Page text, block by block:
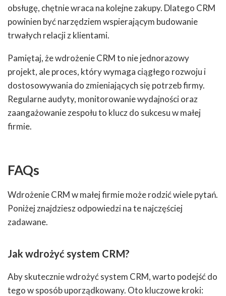
obsługę, chętnie wraca na kolejne zakupy. Dlatego CRM
powinien być narzędziem wspierającym budowanie
trwałych relacji z klientami.
Pamiętaj, że wdrożenie CRM to nie jednorazowy
projekt, ale proces, który wymaga ciągłego rozwoju i
dostosowywania do zmieniających się potrzeb firmy.
Regularne audyty, monitorowanie wydajności oraz
zaangażowanie zespołu to klucz do sukcesu w małej
firmie.
FAQs
Wdrożenie CRM w małej firmie może rodzić wiele pytań.
Poniżej znajdziesz odpowiedzi na te najczęściej
zadawane.
Jak wdrożyć system CRM?
Aby skutecznie wdrożyć system CRM, warto podejść do
tego w sposób uporządkowany. Oto kluczowe kroki: